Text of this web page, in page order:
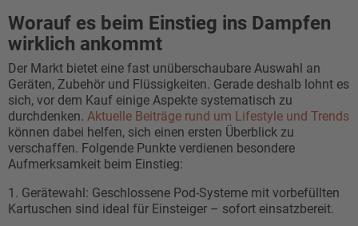
Worauf es beim Einstieg ins Dampfen
wirklich ankommt
Der Markt bietet eine fast unüberschaubare Auswahl an
Geräten, Zubehör und Flüssigkeiten. Gerade deshalb lohnt es
sich, vor dem Kauf einige Aspekte systematisch zu
durchdenken. Aktuelle Beiträge rund um Lifestyle und Trends
können dabei helfen, sich einen ersten Überblick zu
verschaffen. Folgende Punkte verdienen besondere
Aufmerksamkeit beim Einstieg:
1. Gerätewahl: Geschlossene Pod-Systeme mit vorbefüllten
Kartuschen sind ideal für Einsteiger – sofort einsatzbereit.